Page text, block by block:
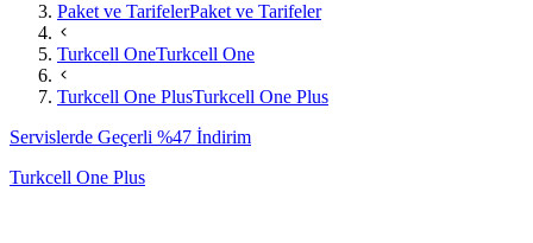
Paket ve TarifelerPaket ve Tarifeler
Turkcell OneTurkcell One
Turkcell One PlusTurkcell One Plus
Servislerde Geçerli %47 İndirim
Turkcell One Plus